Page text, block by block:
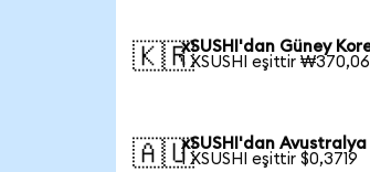
🇰🇷xSUSHI'dan Güney
1 XSUSHI eşittir ₩370,06
🇦🇺xSUSHI'dan Avustralya
1 XSUSHI eşittir $0,3719